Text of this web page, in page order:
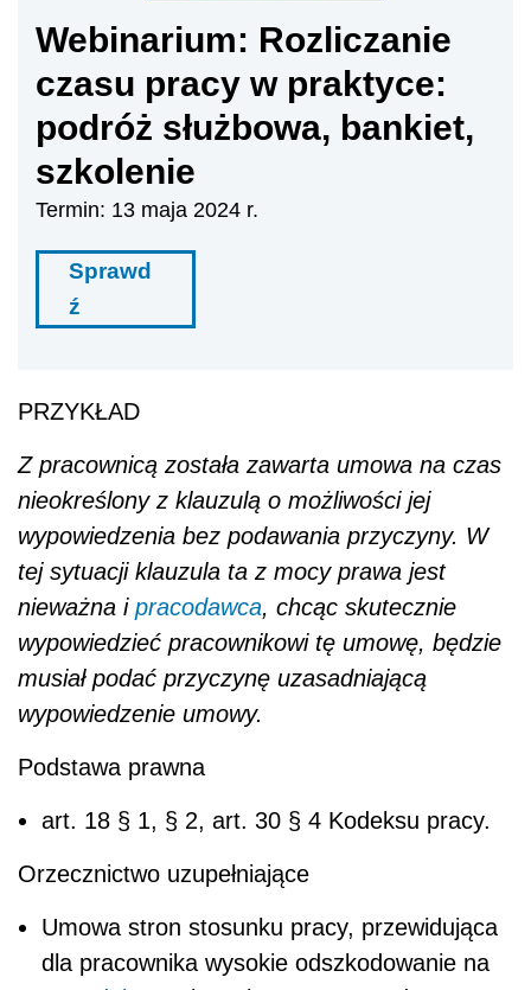
Webinarium: Rozliczanie
czasu pracy w praktyce:
podróż służbowa, bankiet,
szkolenie
Termin: 13 maja 2024 r.
Sprawd
ź
PRZYKŁAD
Z pracownicą została zawarta umowa na czas
nieokreślony z klauzulą o możliwości jej
wypowiedzenia bez podawania przyczyny. W
tej sytuacji klauzula ta z mocy prawa jest
nieważna i pracodawca, chcąc skutecznie
wypowiedzieć pracownikowi tę umowę, będzie
musiał podać przyczynę uzasadniającą
wypowiedzenie umowy.
Podstawa prawna
art. 18 § 1, § 2, art. 30 § 4 Kodeksu pracy.
Orzecznictwo uzupełniające
Umowa stron stosunku pracy, przewidująca
dla pracownika wysokie odszkodowanie na